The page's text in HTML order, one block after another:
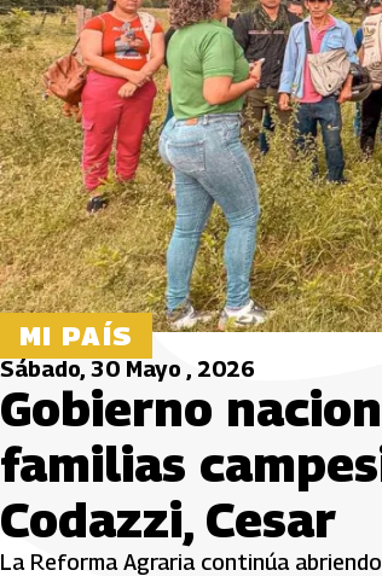
MI PAÍS
Sábado, 30 Mayo , 2026
Gobierno
familias
Codazzi, Cesar
La Reforma Agraria continúa